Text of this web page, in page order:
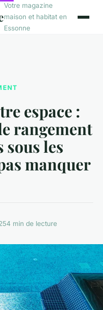
Votre magazine
maison et habitat en
Essonne
espace :
rangement
les
manquer
4 min de lecture